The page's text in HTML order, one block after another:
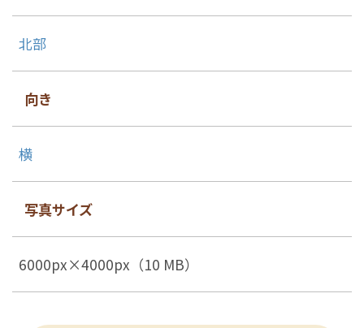
北部
向き
横
写真サイズ
6000px×4000px（10 MB）